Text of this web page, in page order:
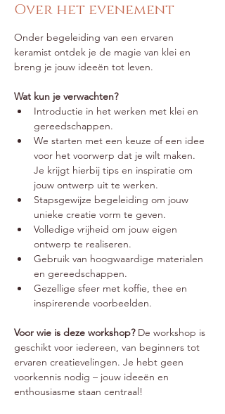
Over het evenement
Onder begeleiding van een ervaren
keramist ontdek je de magie van klei en
breng je jouw ideeën tot leven.
Wat kun je verwachten?
Introductie in het werken met klei en
gereedschappen.
We starten met een keuze of een idee
voor het voorwerp dat je wilt maken.
Je krijgt hierbij tips en inspiratie om
jouw ontwerp uit te werken.
Stapsgewijze begeleiding om jouw
unieke creatie vorm te geven.
Volledige vrijheid om jouw eigen
ontwerp te realiseren.
Gebruik van hoogwaardige materialen
en gereedschappen.
Gezellige sfeer met koffie, thee en
inspirerende voorbeelden.
Voor wie is deze workshop? De workshop is
geschikt voor iedereen, van beginners tot
ervaren creatievelingen. Je hebt geen
voorkennis nodig – jouw ideeën en
enthousiasme staan centraal!